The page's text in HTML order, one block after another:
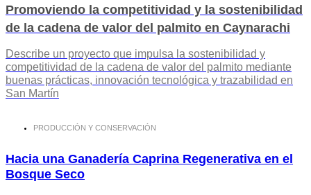
Promoviendo la competitividad y la sostenibilidad
de la cadena de valor del palmito en Caynarachi
Describe un proyecto que impulsa la sostenibilidad y
competitividad de la cadena de valor del palmito mediante
buenas prácticas, innovación tecnológica y trazabilidad en
San Martín
PRODUCCIÓN Y CONSERVACIÓN
Hacia una Ganadería Caprina Regenerativa en el
Bosque Seco